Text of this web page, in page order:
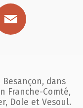
dans
Franche-Comté,
Dole et Vesoul.